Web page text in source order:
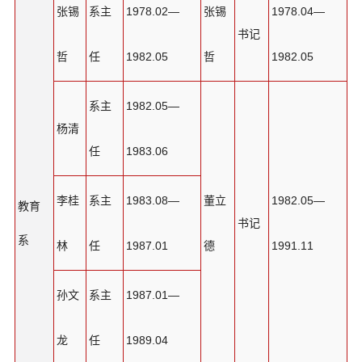
教育
系
张锡
哲
系主
任
1978.02—
1982.05
张锡
哲
书记
1978.04—
1982.05
杨清
系主
任
1982.05—
1983.06
董立
德
书记
1982.05—
1991.11
李桂
林
系主
任
1983.08—
1987.01
孙文
龙
系主
任
1987.01—
1989.04